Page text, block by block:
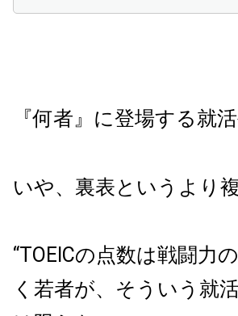
『何者』に登場する就
いや、裏表というより
“TOEICの点数は戦闘力
く若者が、そういう就